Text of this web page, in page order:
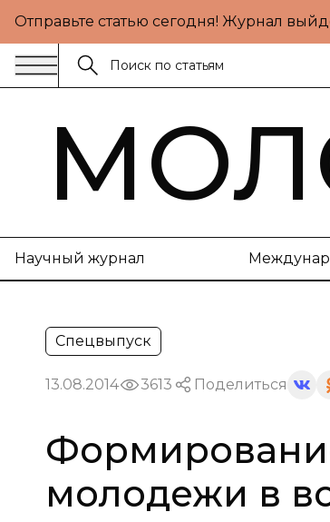
Отправьте статью сегодня! Журнал
Научный журнал
Спецвыпуск
13.08.2014 3613 Поделиться
молодежи в